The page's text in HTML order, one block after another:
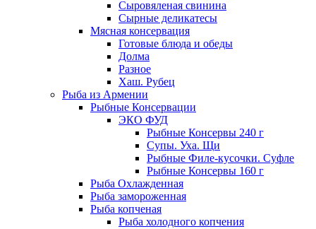
Сыровяленая свинина
Сырные деликатесы
Мясная консервация
Готовые блюда и обеды
Долма
Разное
Хаш. Рубец
Рыба из Армении
Рыбные Консервации
ЭКО ФУД
Рыбные Консервы 240 г
Супы. Уха. Щи
Рыбные Филе-кусочки. Суфле
Рыбные Консервы 160 г
Рыба Охлажденная
Рыба замороженная
Рыба копченая
Рыба холодного копчения